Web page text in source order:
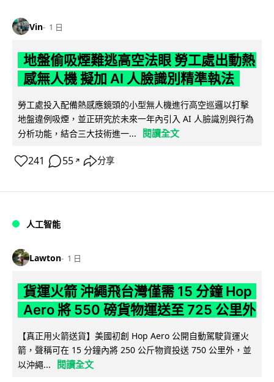
Vin 1 日
地盤偷吸煙難逃高空法眼 勞工處出動熱
感無人機 擬加 AI 人臉識別精準執法
勞工處投入配備熱感應鏡頭的小型無人機進行高空巡邏以打擊
地盤違例吸煙，並正研究於未來一年內引入 AI 人臉識別與行為
分析功能，結合三大技術進一...
閱讀全文
241 55 ↗ 分享
人工智能
Lawton 1 日
貨運火箭 沖繩飛台灣僅需 15 分鐘 Hop
Aero 將 550 磅貨物運送至 725 公里外
【真正用火箭送貨】美國初創 Hop Aero 公開自動駕駛貨運火
箭，聲稱可在 15 分鐘內將 250 公斤物資投送 750 公里外，並
以沖繩...
閱讀全文